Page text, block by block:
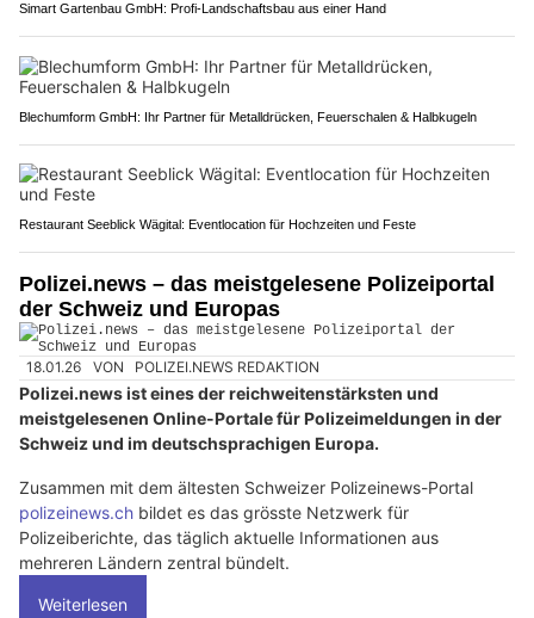
Simart Gartenbau GmbH: Profi-Landschaftsbau aus einer Hand
Blechumform GmbH: Ihr Partner für Metalldrücken, Feuerschalen & Halbkugeln
Restaurant Seeblick Wägital: Eventlocation für Hochzeiten und Feste
Polizei.news – das meistgelesene Polizeiportal
der Schweiz und Europas
18.01.26 VON POLIZEI.NEWS REDAKTION
Polizei.news ist eines der reichweitenstärksten und
meistgelesenen Online-Portale für Polizeimeldungen in der
Schweiz und im deutschsprachigen Europa.
Zusammen mit dem ältesten Schweizer Polizeinews-Portal
polizeinews.ch bildet es das grösste Netzwerk für
Polizeiberichte, das täglich aktuelle Informationen aus
mehreren Ländern zentral bündelt.
Weiterlesen